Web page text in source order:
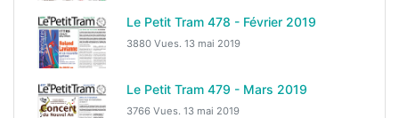
Le Petit Tram 478 - Février 2019
3880 Vues. 13 mai 2019
Le Petit Tram 479 - Mars 2019
3766 Vues. 13 mai 2019